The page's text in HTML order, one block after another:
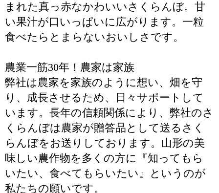
まれた真っ赤なかわいいさくらんぼ。甘
い果汁が口いっぱいに広がります。一粒
食べたらとまらないおいしさです。
農業一筋30年！農家は家族
弊社は農家を家族のように想い、畑を守
り、成長させるため、日々サポートして
います。長年の信頼関係により、弊社のさ
くらんぼは農家が贈答品として送るさく
らんぼをお送りしております。山形の美
味しい農作物を多くの方に『知ってもら
いたい、食べてもらいたい』というのが
私たちの願いです。